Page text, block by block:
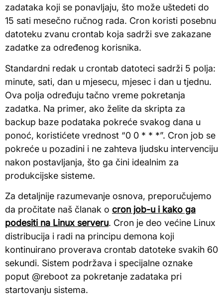
zadataka koji se ponavljaju, što može uštedeti do
15 sati mesečno ručnog rada. Cron koristi posebnu
datoteku zvanu crontab koja sadrži sve zakazane
zadatke za određenog korisnika.
Standardni redak u crontab datoteci sadrži 5 polja:
minute, sati, dan u mjesecu, mjesec i dan u tjednu.
Ova polja određuju tačno vreme pokretanja
zadatka. Na primer, ako želite da skripta za
backup baze podataka pokreće svakog dana u
ponoć, koristićete vrednost “0 0 * * *”. Cron job se
pokreće u pozadini i ne zahteva ljudsku intervenciju
nakon postavljanja, što ga čini idealnim za
produkcijske sisteme.
Za detaljnije razumevanje osnova, preporučujemo
da pročitate naš članak o cron job-u i kako ga
podesiti na Linux serveru. Cron je deo većine Linux
distribucija i radi na principu demona koji
kontinuirano proverava crontab datoteke svakih 60
sekundi. Sistem podržava i specijalne oznake
poput @reboot za pokretanje zadataka pri
startovanju sistema.